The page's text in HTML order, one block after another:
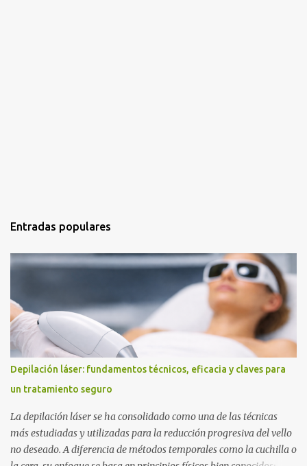
Entradas populares
Depilación láser: fundamentos técnicos, eficacia y claves para
un tratamiento seguro
La depilación láser se ha consolidado como una de las técnicas
más estudiadas y utilizadas para la reducción progresiva del vello
no deseado. A diferencia de métodos temporales como la cuchilla o